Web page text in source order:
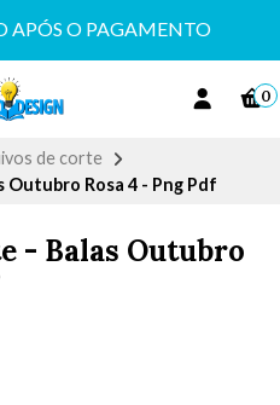
APÓS O PAGAMENTO
0
de corte
Rosa 4 - Png Pdf
- Balas Outubro